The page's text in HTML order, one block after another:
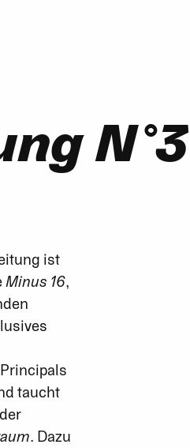
N°3
ist
Minus 16,
taucht
. Dazu